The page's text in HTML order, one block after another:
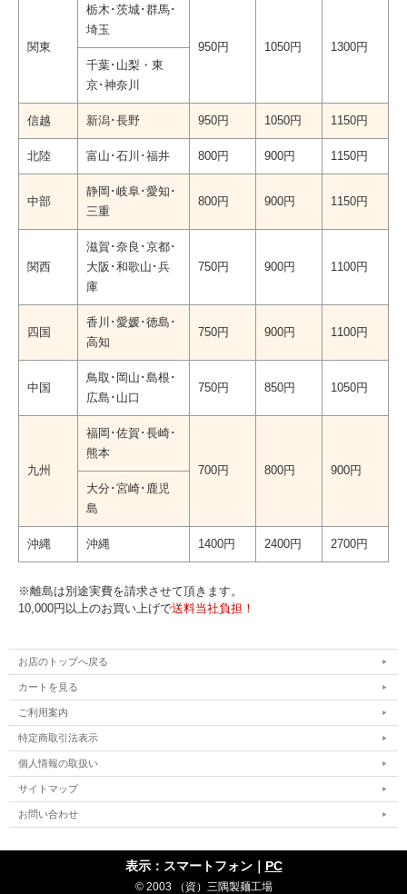
関東
栃木･茨城･群馬･
埼玉
950円
1050円
1300円
千葉･山梨・東
京･神奈川
信越 新潟･長野 950円 1050円 1150円
北陸 富山･石川･福井 800円 900円 1150円
中部
静岡･岐阜･愛知･
三重
800円 900円 1150円
関西
滋賀･奈良･京都･
大阪･和歌山･兵
庫
750円 900円 1100円
四国
香川･愛媛･徳島･
高知
750円 900円 1100円
中国
鳥取･岡山･島根･
広島･山口
750円 850円 1050円
九州
福岡･佐賀･長崎･
熊本
700円
800円
900円
大分･宮崎･鹿児
島
沖縄 沖縄 1400円 2400円 2700円
※離島は別途実費を請求させて頂きます。
10,000円以上のお買い上げで送料当社負担！
お店のトップへ戻る
カートを見る
ご利用案内
特定商取引法表示
個人情報の取扱い
サイトマップ
お問い合わせ
表示：スマートフォン｜ PC
© 2003 （資）三隅製麺工場